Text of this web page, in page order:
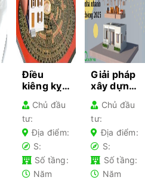
Điều
kiêng kỵ
nhà gia
chủ lần
đầu xây
nhà nên
tránh
Chủ đầu
tư:
Địa điểm:
S:
Số tầng:
Năm
Giải pháp
xây dựng
nhanh
chóng
2025 –
Tối ưu chi
phí
Chủ đầu
tư:
Địa điểm:
S:
Số tầng:
Năm